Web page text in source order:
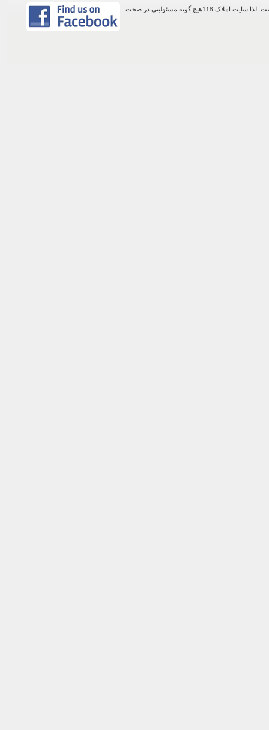
اطلاعات موجود در این وب سایت از طریق کاربران عمومی سایت ثبت شده است. لذا سایت املاک 118هیچ گونه مسئولیتی در صحت